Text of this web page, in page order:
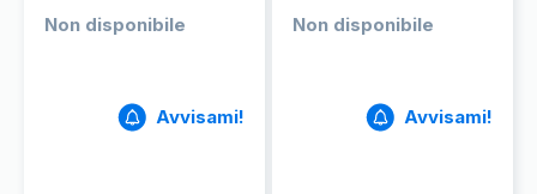
Non disponibile
Avvisami!
Non disponibile
Avvisami!